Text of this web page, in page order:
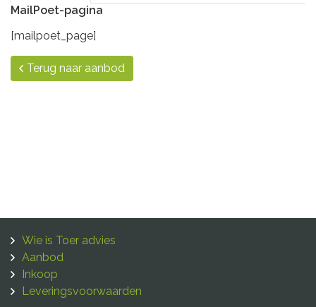
MailPoet-pagina
[mailpoet_page]
Terug naar aanbod
Wie is Toer advies
Aanbod
Inkoop
Leveringsvoorwaarden